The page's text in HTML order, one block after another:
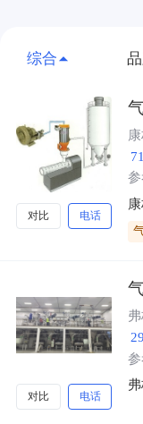
综合
对比 电话
对比 电话